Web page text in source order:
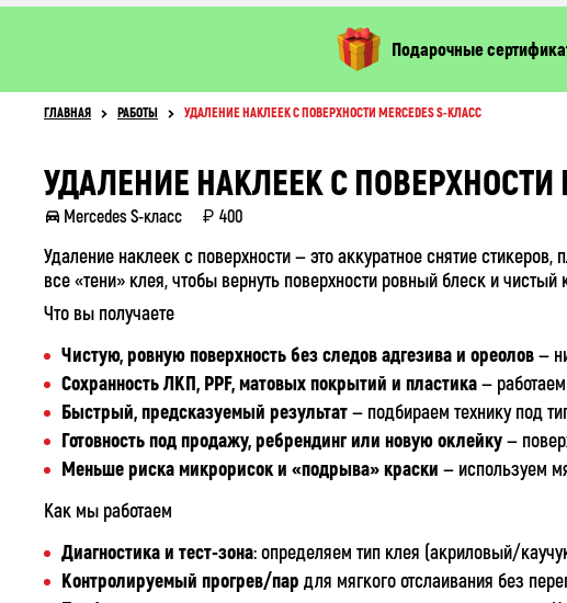
Подарочные
ГЛАВНАЯ РАБОТЫ УДАЛЕНИЕ НАКЛЕЕК С ПОВЕРХНОСТИ MERCEDES S-КЛАСС
УДАЛЕНИЕ НАКЛЕЕК С ПОВЕРХНОСТИ
Mercedes S-класс 400
Удаление наклеек с поверхности — это аккуратное снятие
все «тени» клея, чтобы вернуть поверхности ровный блеск и чистый
Что вы получаете
Чистую, ровную поверхность без следов адгезива и ореолов—
Сохранность ЛКП, PPF, матовых покрытий и пластика—
Быстрый, предсказуемый результат— подбираем технику под
Готовность под продажу, ребрендинг или новую оклейку—
Меньше риска микрорисок и «подрыва» краски — используем
Как мы работаем
Диагностика и тест‑зона: определяем тип клея (акриловый/
Контролируемый прогрев/пар для мягкого отслаивания без